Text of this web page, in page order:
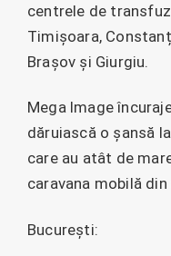
centrele de
Timișoara,
Brașov și Giurgiu.
Mega Image
dăruiască o șansă
care au atât de
caravana mobilă
București: